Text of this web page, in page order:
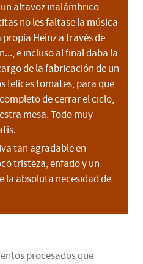
altavoz inalámbrico
no les faltase la música
Heinz a través de
e incluso al final daba la
de la fabricación de un
felices tomates, para que
de cerrar el ciclo,
mesa. Todo muy
tan agradable en
tristeza, enfado y un
la absoluta necesidad de
procesados que